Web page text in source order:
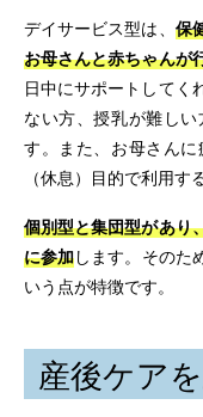
デイサービス型は、 保
お母さんと赤ちゃんが
日中にサポートしてく
ない方、授乳が難し
す。また、お母さん
（休息）目的で利用す
個別型と集団型があり
に参加します。そのた
いう点が特徴です。
産後ケア